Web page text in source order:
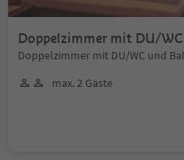
Doppelzimmer mit DU/
Doppelzimmer mit DU/WC und
max. 2 Gäste